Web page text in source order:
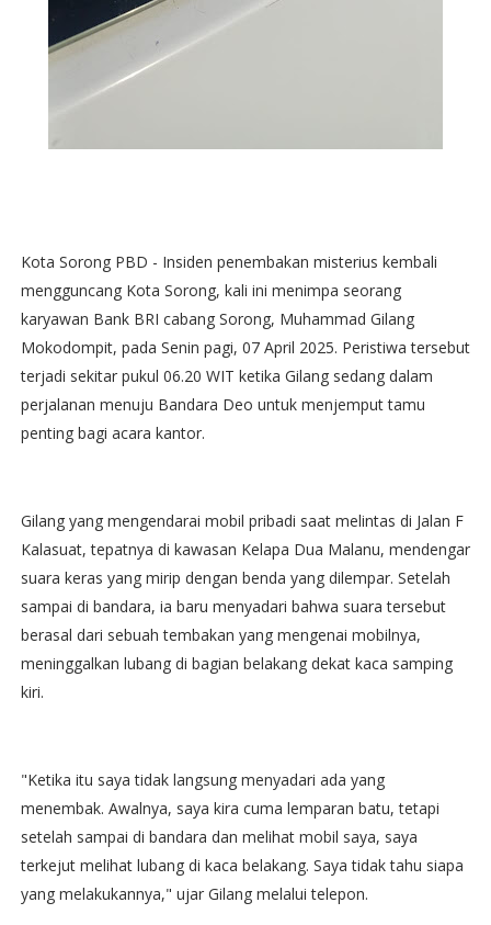
Kota Sorong PBD - Insiden penembakan misterius kembali
mengguncang Kota Sorong, kali ini menimpa seorang
karyawan Bank BRI cabang Sorong, Muhammad Gilang
Mokodompit, pada Senin pagi, 07 April 2025. Peristiwa tersebut
terjadi sekitar pukul 06.20 WIT ketika Gilang sedang dalam
perjalanan menuju Bandara Deo untuk menjemput tamu
penting bagi acara kantor.
Gilang yang mengendarai mobil pribadi saat melintas di Jalan F
Kalasuat, tepatnya di kawasan Kelapa Dua Malanu, mendengar
suara keras yang mirip dengan benda yang dilempar. Setelah
sampai di bandara, ia baru menyadari bahwa suara tersebut
berasal dari sebuah tembakan yang mengenai mobilnya,
meninggalkan lubang di bagian belakang dekat kaca samping
kiri.
"Ketika itu saya tidak langsung menyadari ada yang
menembak. Awalnya, saya kira cuma lemparan batu, tetapi
setelah sampai di bandara dan melihat mobil saya, saya
terkejut melihat lubang di kaca belakang. Saya tidak tahu siapa
yang melakukannya," ujar Gilang melalui telepon.